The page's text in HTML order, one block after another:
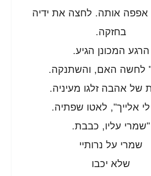
אפפה אותה. לחצה את ידיה
בחזקה.
הרגע המכונן הגיע.
לחשה האם, והשתנקה.
של אהבה זלגו מעיניה.
אלייך", לאטו שפתיה.
"שמרי עליו, כבבת.
שמרי על נרותיי
שלא יכבו